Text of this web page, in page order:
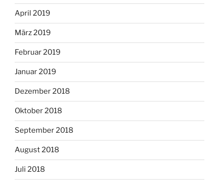
April 2019
März 2019
Februar 2019
Januar 2019
Dezember 2018
Oktober 2018
September 2018
August 2018
Juli 2018